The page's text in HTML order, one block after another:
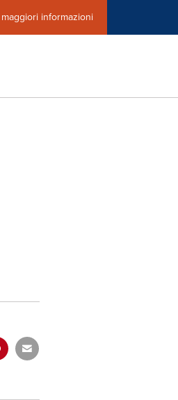
informazioni